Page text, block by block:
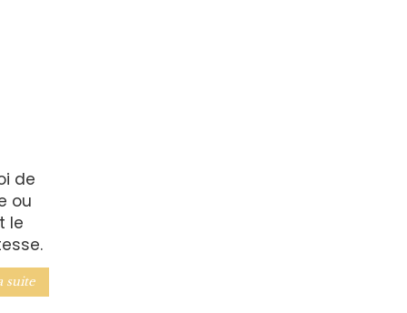
de
ou
le
suite